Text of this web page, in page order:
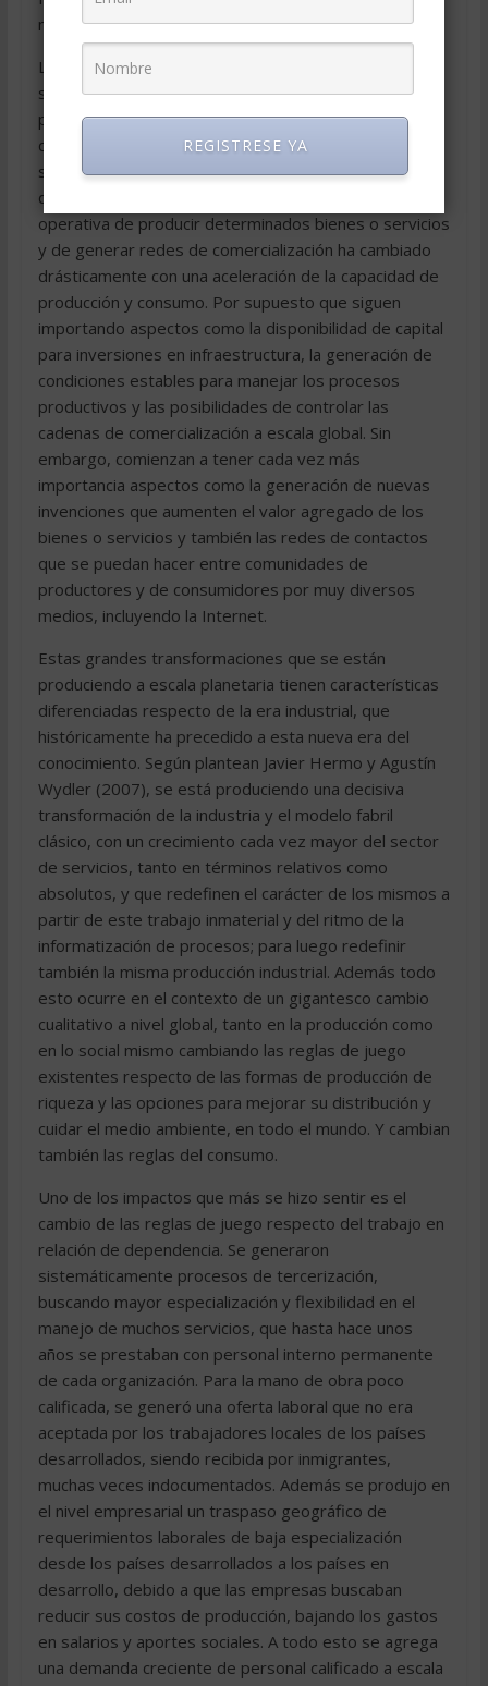
más fuertes que éstos sean. (Rubio, 2006, pág. 12)
La capacidad de producir riqueza de los países ha
sufrido cambios muy importantes en el complejo
proceso de pasaje de la era industrial a la era del
conocimiento en el marco de modelos económicos y
sociales capitalistas, sobre todo durante las últimas
dos décadas. La concentración de la capacidad
operativa de producir determinados bienes o servicios
y de generar redes de comercialización ha cambiado
drásticamente con una aceleración de la capacidad de
producción y consumo. Por supuesto que siguen
importando aspectos como la disponibilidad de capital
para inversiones en infraestructura, la generación de
condiciones estables para manejar los procesos
productivos y las posibilidades de controlar las
cadenas de comercialización a escala global. Sin
embargo, comienzan a tener cada vez más
importancia aspectos como la generación de nuevas
invenciones que aumenten el valor agregado de los
bienes o servicios y también las redes de contactos
que se puedan hacer entre comunidades de
productores y de consumidores por muy diversos
medios, incluyendo la Internet.
Estas grandes transformaciones que se están
produciendo a escala planetaria tienen características
diferenciadas respecto de la era industrial, que
históricamente ha precedido a esta nueva era del
conocimiento. Según plantean Javier Hermo y Agustín
Wydler (2007), se está produciendo una decisiva
transformación de la industria y el modelo fabril
clásico, con un crecimiento cada vez mayor del sector
de servicios, tanto en términos relativos como
absolutos, y que redefinen el carácter de los mismos a
partir de este trabajo inmaterial y del ritmo de la
informatización de procesos; para luego redefinir
también la misma producción industrial. Además todo
esto ocurre en el contexto de un gigantesco cambio
cualitativo a nivel global, tanto en la producción como
en lo social mismo cambiando las reglas de juego
existentes respecto de las formas de producción de
riqueza y las opciones para mejorar su distribución y
cuidar el medio ambiente, en todo el mundo. Y cambian
también las reglas del consumo.
Uno de los impactos que más se hizo sentir es el
cambio de las reglas de juego respecto del trabajo en
relación de dependencia. Se generaron
sistemáticamente procesos de tercerización,
buscando mayor especialización y flexibilidad en el
manejo de muchos servicios, que hasta hace unos
años se prestaban con personal interno permanente
de cada organización. Para la mano de obra poco
calificada, se generó una oferta laboral que no era
aceptada por los trabajadores locales de los países
desarrollados, siendo recibida por inmigrantes,
muchas veces indocumentados. Además se produjo en
el nivel empresarial un traspaso geográfico de
requerimientos laborales de baja especialización
desde los países desarrollados a los países en
desarrollo, debido a que las empresas buscaban
reducir sus costos de producción, bajando los gastos
en salarios y aportes sociales. A todo esto se agrega
una demanda creciente de personal calificado a escala
REGISTRESE YA